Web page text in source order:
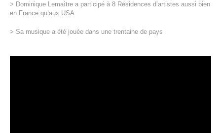
> Dominique Lemaître a participé à 8 Résidences d’artistes aussi bien
en France qu’aux USA
> Sa musique a été jouée dans une trentaine de pays